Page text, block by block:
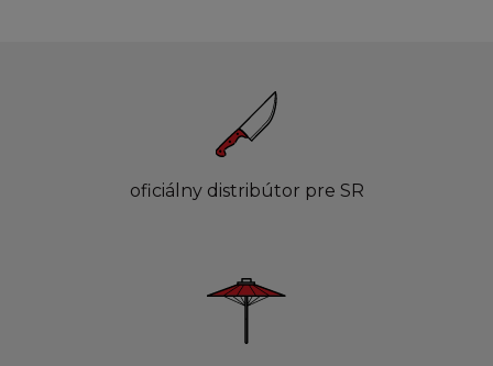
oficiálny distribútor pre SR